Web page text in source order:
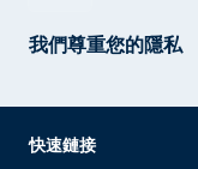
我們尊重您的隱私
快速鏈接